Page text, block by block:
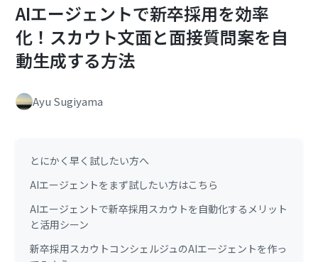
AIエージェントで新卒採用を効率
化！スカウト文面と面接質問案を自
動生成する方法
Ayu Sugiyama
とにかく早く試したい方へ
AIエージェントをまず試したい方はこちら
AIエージェントで新卒採用スカウトを自動化するメリット
と活用シーン
新卒採用スカウトコンシェルジュのAIエージェントを作っ